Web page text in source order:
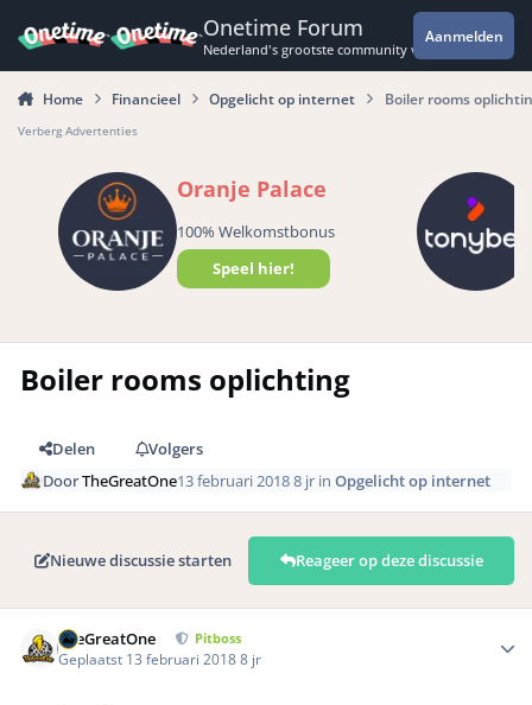
Onetime Forum
Nederland's grootste community voor de
Aanmelden
Home Financieel Opgelicht op internet Boiler rooms
Verberg Advertenties
Oranje Palace
100% Welkomstbonus
Speel hier!
Boiler rooms oplichting
Delen
Volgers
DoorTheGreatOne13 februari 20188 jr inOpgelicht op internet
Nieuwe discussie starten Reageer op deze discussie
TheGreatOne Pitboss
Geplaatst 13 februari 20188 jr